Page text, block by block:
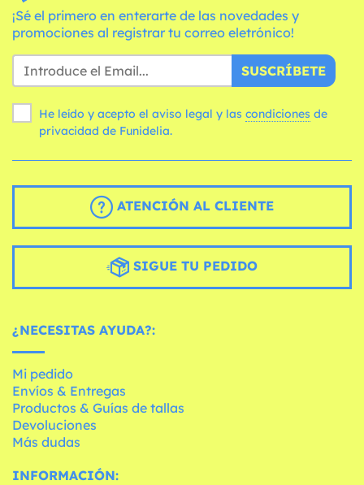
¡Sé el primero en enterarte de las novedades y
promociones al registrar tu correo eletrónico!
SUSCRÍBETE
He leído y acepto el aviso legal y las condiciones
privacidad de Funidelia.
ATENCIÓN AL CLIENTE
SIGUE TU PEDIDO
¿NECESITAS AYUDA?:
Mi pedido
Envíos & Entregas
Productos & Guías de tallas
Devoluciones
Más dudas
INFORMACIÓN: